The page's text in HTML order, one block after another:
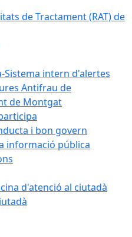
de Tractament (RAT) de
Sistema intern d'alertes
Antifrau de
de Montgat
i bon govern
informació pública
d'atenció al ciutadà